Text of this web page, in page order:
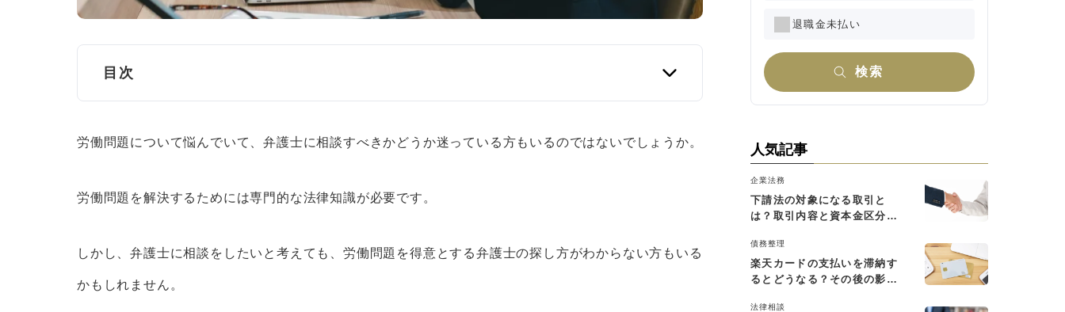
目次
弁護士に相談すべき主な労働問題
人間関係の問題
雇用終了時の問題
労働問題を弁護士に相談・依頼するメリット
労働問題について悩んでいて、弁護士に相談すべきかどうか迷っている方もいるのではないでしょうか。
労働問題を解決するためには専門的な法律知識が必要です。
しかし、弁護士に相談をしたいと考えても、労働問題を得意とする弁護士の探し方がわからない方もいる
かもしれません。
退職金未払い
検索
人気記事
企業法務
下請法の対象になる取引と
は？取引内容と資本金区分に
債務整理
楽天カードの支払いを滞納す
るとどうなる？その後の影響
法律相談